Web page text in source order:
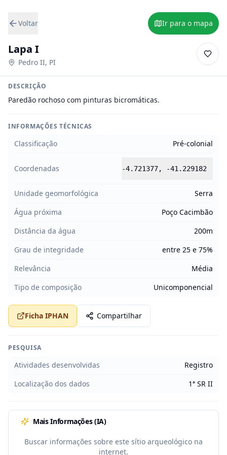
Voltar Ir para o mapa
Lapa I
Pedro II, PI
DESCRIÇÃO
Paredão rochoso com pinturas bicromáticas.
INFORMAÇÕES TÉCNICAS
Classificação Pré-colonial
Coordenadas -4.721377, -41.229182
Unidade geomorfológica
Serra
Água próxima
Poço Cacimbão
Distância da água
200m
Grau de integridade
entre 25 e 75%
Relevância
Média
Tipo de composição
Unicomponencial
Ficha IPHAN Compartilhar
PESQUISA
Atividades desenvolvidas
Registro
Localização dos dados
1ª SR II
Mais Informações (IA)
Buscar informações sobre este sítio arqueológico na
internet.